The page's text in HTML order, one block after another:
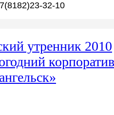
32-10
утренник 2010